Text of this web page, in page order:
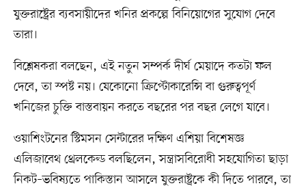
যুক্তরাষ্ট্রের ব্যবসায়ীদের খনির প্রকল্পে বিনিয়োগের সুযোগ দেবে
তারা।
বিশ্লেষকরা বলছেন, এই নতুন সম্পর্ক দীর্ঘ মেয়াদে কতটা ফল
দেবে, তা স্পষ্ট নয়। যেকোনো ক্রিপ্টোকারেন্সি বা গুরুত্বপূর্ণ
খনিজের চুক্তি বাস্তবায়ন করতে বছরের পর বছর লেগে যাবে।
ওয়াশিংটনের স্টিমসন সেন্টারের দক্ষিণ এশিয়া বিশেষজ্ঞ
এলিজাবেথ থ্রেলকেল্ড বলছিলেন, সন্ত্রাসবিরোধী সহযোগিতা ছাড়া
নিকট–ভবিষ্যতে পাকিস্তান আসলে যুক্তরাষ্ট্রকে কী দিতে পারবে, তা